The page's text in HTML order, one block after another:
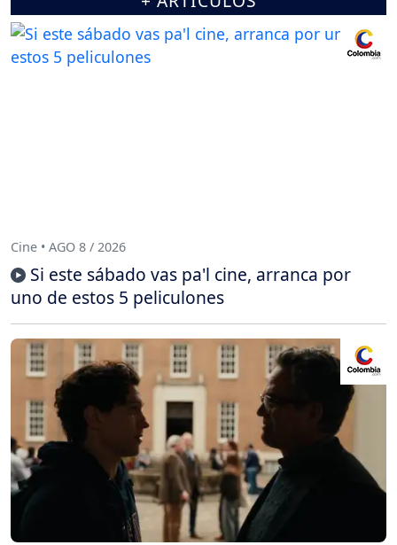
Cine • AGO 8 / 2026
Si este sábado vas pa'l cine, arranca por
uno de estos 5 peliculones